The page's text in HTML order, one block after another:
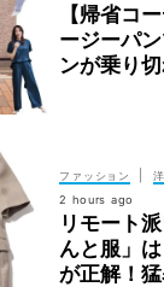
【帰省コ
ージーパ
ンが乗り切
ファッション
2 hours ago
リモート
んと服」
が正解！